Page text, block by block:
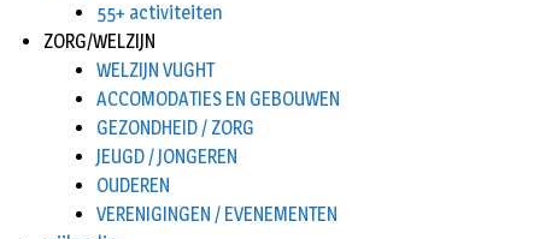
55+ activiteiten
ZORG/WELZIJN
WELZIJN VUGHT
ACCOMODATIES EN GEBOUWEN
GEZONDHEID / ZORG
JEUGD / JONGEREN
OUDEREN
VERENIGINGEN / EVENEMENTEN